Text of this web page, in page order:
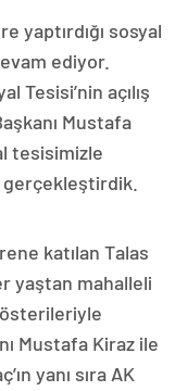
yaptırdığı sosyal
ediyor.
Tesisi’nin açılış
Mustafa
tesisimizle
gerçekleştirdik.
katılan Talas
yaştan mahalleli
Mustafa Kiraz ile
yanı sıra AK